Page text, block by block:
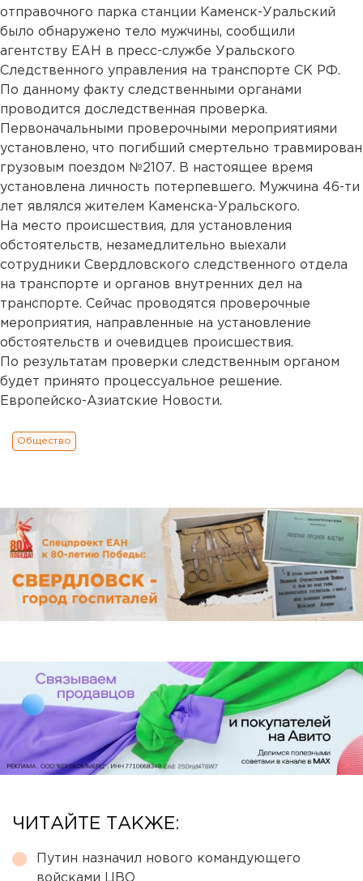
отправочного парка станции Каменск-Уральский
было обнаружено тело мужчины, сообщили
агентству ЕАН в пресс-службе Уральского
Следственного управления на транспорте СК РФ.
По данному факту следственными органами
проводится доследственная проверка.
Первоначальными проверочными мероприятиями
установлено, что погибший смертельно травмирован
грузовым поездом №2107. В настоящее время
установлена личность потерпевшего. Мужчина 46-ти
лет являлся жителем Каменска-Уральского.
На место происшествия, для установления
обстоятельств, незамедлительно выехали
сотрудники Свердловского следственного отдела
на транспорте и органов внутренних дел на
транспорте. Сейчас проводятся проверочные
мероприятия, направленные на установление
обстоятельств и очевидцев происшествия.
По результатам проверки следственным органом
будет принято процессуальное решение.
Европейско-Азиатские Новости.
Общество
ЧИТАЙТЕ ТАКЖЕ:
Путин назначил нового командующего
войсками ЦВО